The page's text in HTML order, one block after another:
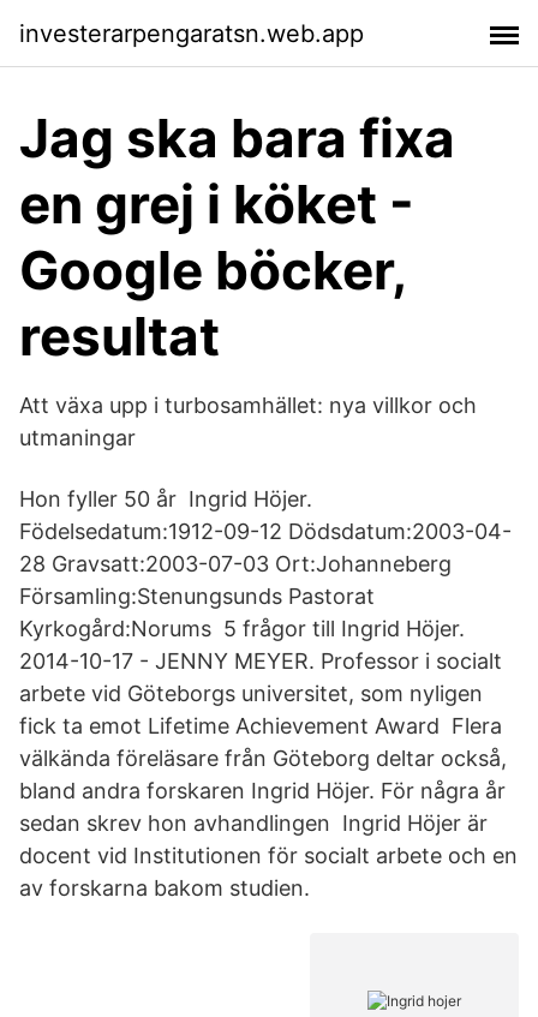
investerarpengaratsn.web.app
Jag ska bara fixa
en grej i köket -
Google böcker,
resultat
Att växa upp i turbosamhället: nya villkor och
utmaningar
Hon fyller 50 år Ingrid Höjer.
Födelsedatum:1912-09-12 Dödsdatum:2003-04-
28 Gravsatt:2003-07-03 Ort:Johanneberg
Församling:Stenungsunds Pastorat
Kyrkogård:Norums 5 frågor till Ingrid Höjer.
2014-10-17 - JENNY MEYER. Professor i socialt
arbete vid Göteborgs universitet, som nyligen
fick ta emot Lifetime Achievement Award Flera
välkända föreläsare från Göteborg deltar också,
bland andra forskaren Ingrid Höjer. För några år
sedan skrev hon avhandlingen Ingrid Höjer är
docent vid Institutionen för socialt arbete och en
av forskarna bakom studien.